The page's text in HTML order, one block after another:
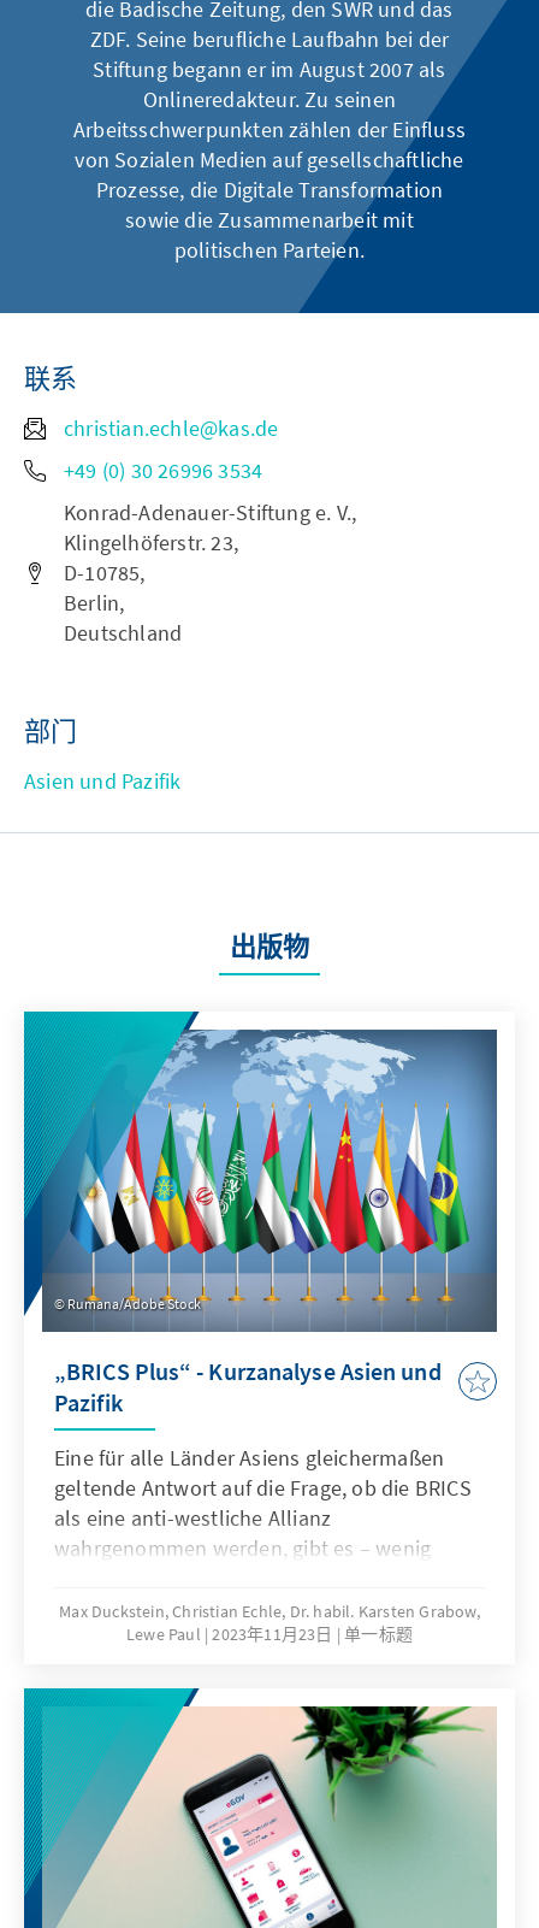
die Badische Zeitung, den SWR und das
ZDF. Seine berufliche Laufbahn bei der
Stiftung begann er im August 2007 als
Onlineredakteur. Zu seinen
Arbeitsschwerpunkten zählen der Einfluss
von Sozialen Medien auf gesellschaftliche
Prozesse, die Digitale Transformation
sowie die Zusammenarbeit mit
politischen Parteien.
联系
christian.echle@kas.de
+49 (0) 30 26996 3534
Konrad-Adenauer-Stiftung e. V.,
Klingelhöferstr. 23,
D-10785,
Berlin,
Deutschland
部门
Asien und Pazifik
出版物
Rumana/Adobe Stock
„BRICS Plus“ - Kurzanalyse Asien und
Pazifik
Eine für alle Länder Asiens gleichermaßen
geltende Antwort auf die Frage, ob die BRICS
als eine anti-westliche Allianz
wahrgenommen werden, gibt es – wenig
liegen gleich zwei der fünf BRICS-Länder in
Asien. Beide geopolitische Schwergewichte
Weltbevölkerung. Mit Russland liegt ein
drittes BRICS-Land zumindest flächenmäßig
überwiegend in Asien. Das enorme politische
und auch wirtschaftliche Gewicht Chinas
sowie die Suche Russlands nach neuen
Formen der internationalen Vernetzung und
Anerkennung machen zwar aus BRICS noch
keine asiatische Veranstaltung. Die Staaten in
Max Duckstein, Christian Echle, Dr. habil. Karsten Grabow,
Lewe Paul 2023年11月23日 单一标题